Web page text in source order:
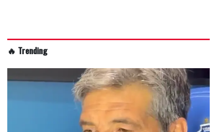
🔥 Trending